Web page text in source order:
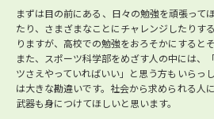
まずは目の前にある、日々の勉強を頑張って
たり、さまざまなことにチャレンジしたりす
りますが、高校での勉強をおろそかにすると
また、スポーツ科学部をめざす人の中には、
ツさえやっていればいい」と思う方もいらっ
は大きな勘違いです。社会から求められる人
武器も身につけてほしいと思います。